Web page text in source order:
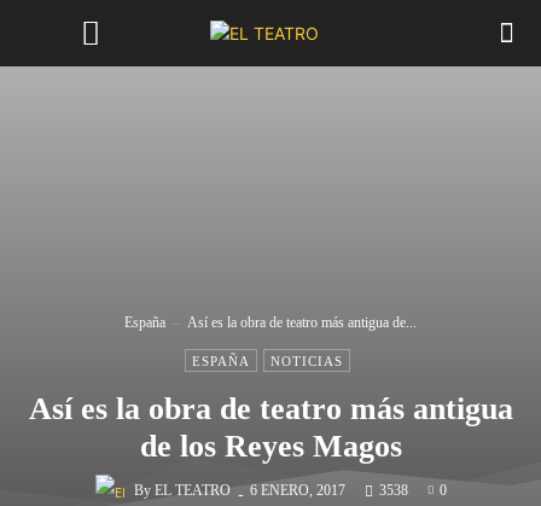
España Así es la obra de teatro más antigua de...
ESPAÑA NOTICIAS
Así es la obra de teatro más antigua
de los Reyes Magos
By EL TEATRO - 6 ENERO, 2017 3538 0